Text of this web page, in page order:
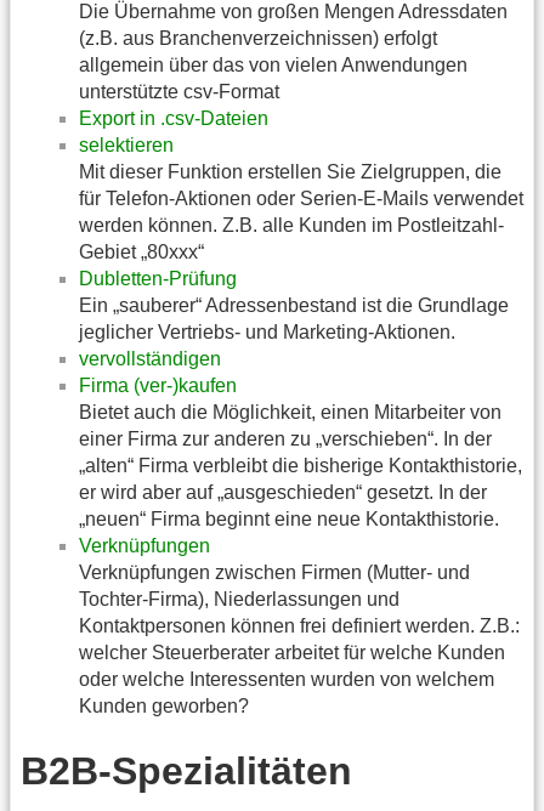
Die Übernahme von großen Mengen Adressdaten
(z.B. aus Branchenverzeichnissen) erfolgt
allgemein über das von vielen Anwendungen
unterstützte csv-Format
Export in .csv-Dateien
selektieren
Mit dieser Funktion erstellen Sie Zielgruppen, die
für Telefon-Aktionen oder Serien-E-Mails verwendet
werden können. Z.B. alle Kunden im Postleitzahl-
Gebiet „80xxx“
Dubletten-Prüfung
Ein „sauberer“ Adressenbestand ist die Grundlage
jeglicher Vertriebs- und Marketing-Aktionen.
vervollständigen
Firma (ver-)kaufen
Bietet auch die Möglichkeit, einen Mitarbeiter von
einer Firma zur anderen zu „verschieben“. In der
„alten“ Firma verbleibt die bisherige Kontakthistorie,
er wird aber auf „ausgeschieden“ gesetzt. In der
„neuen“ Firma beginnt eine neue Kontakthistorie.
Verknüpfungen
Verknüpfungen zwischen Firmen (Mutter- und
Tochter-Firma), Niederlassungen und
Kontaktpersonen können frei definiert werden. Z.B.:
welcher Steuerberater arbeitet für welche Kunden
oder welche Interessenten wurden von welchem
Kunden geworben?
B2B-Spezialitäten